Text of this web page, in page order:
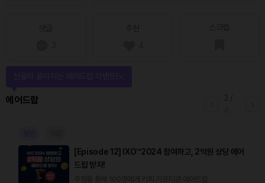
에어드랍
[Episode 12] IXO™2024 참여하고, 2억원 상당 에어
드랍 받자!